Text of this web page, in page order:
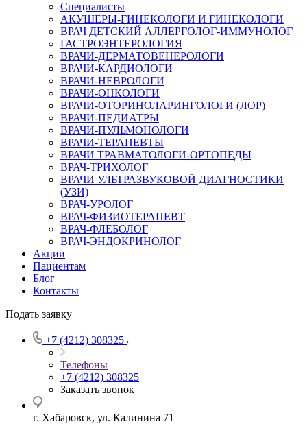
Специалисты
АКУШЕРЫ-ГИНЕКОЛОГИ И ГИНЕКОЛОГИ
ВРАЧ ДЕТСКИЙ АЛЛЕРГОЛОГ-ИММУНОЛОГ
ГАСТРОЭНТЕРОЛОГИЯ
ВРАЧИ-ДЕРМАТОВЕНЕРОЛОГИ
ВРАЧИ-КАРДИОЛОГИ
ВРАЧИ-НЕВРОЛОГИ
ВРАЧИ-ОНКОЛОГИ
ВРАЧИ-ОТОРИНОЛАРИНГОЛОГИ (ЛОР)
ВРАЧИ-ПЕДИАТРЫ
ВРАЧИ-ПУЛЬМОНОЛОГИ
ВРАЧИ-ТЕРАПЕВТЫ
ВРАЧИ ТРАВМАТОЛОГИ-ОРТОПЕДЫ
ВРАЧ-ТРИХОЛОГ
ВРАЧИ УЛЬТРАЗВУКОВОЙ ДИАГНОСТИКИ
(УЗИ)
ВРАЧ-УРОЛОГ
ВРАЧ-ФИЗИОТЕРАПЕВТ
ВРАЧ-ФЛЕБОЛОГ
ВРАЧ-ЭНДОКРИНОЛОГ
Акции
Пациентам
Блог
Контакты
Подать заявку
+7 (4212) 308325
Телефоны
+7 (4212) 308325
Заказать звонок
г. Хабаровск, ул. Калинина 71